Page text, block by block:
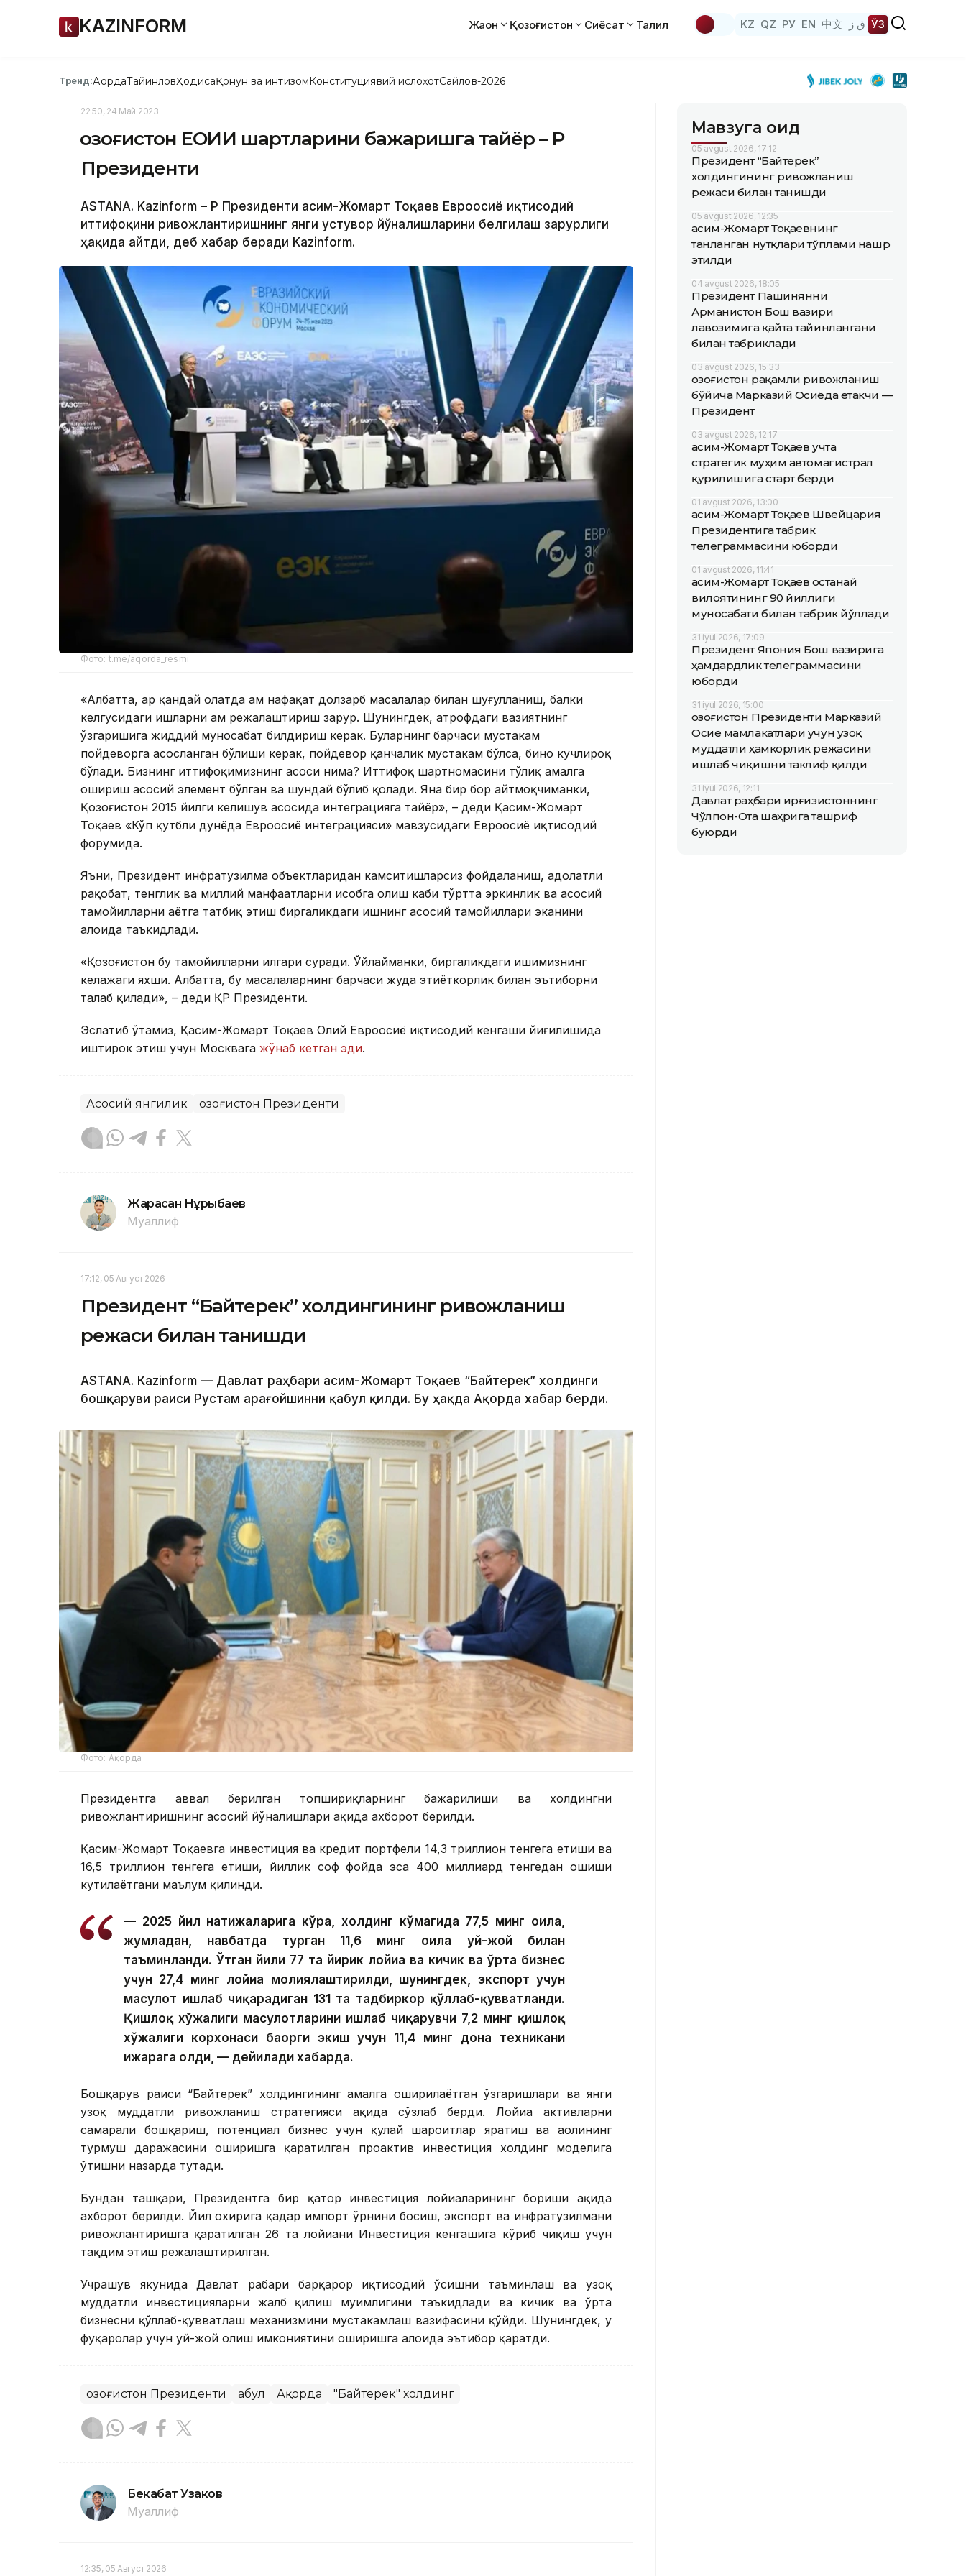
KAZINFORM Жаҳон Қозоғистон Сиёсат Таҳлил KZ QZ РУ EN 中文 ق ز ЎЗ
Тренд:АқордаТайинловҲодисаҚонун ва интизомКонституциявий ислоҳотСайлов-2026
22:50, 24 Май 2023
Қозоғистон ЕОИИ шартларини бажаришга тайёр – ҚР
Президенти
ASTANA. Kazinform – ҚР Президенти Қасим-Жомарт Тоқаев Евроосиё иқтисодий
иттифоқини ривожлантиришнинг янги устувор йўналишларини белгилаш зарурлиги
ҳақида айтди, деб хабар беради Kazinform.
Фото: t.me/aqorda_resmi
«Албатта, ҳар қандай ҳолатда ҳам нафақат долзарб масалалар билан шуғулланиш, балки
келгусидаги ишларни ҳам режалаштириш зарур. Шунингдек, атрофдаги вазиятнинг
ўзгаришига жиддий муносабат билдириш керак. Буларнинг барчаси мустаҳкам
пойдеворга асосланган бўлиши керак, пойдевор қанчалик мустаҳкам бўлса, бино кучлироқ
бўлади. Бизнинг иттифоқимизнинг асоси нима? Иттифоқ шартномасини тўлиқ амалга
ошириш асосий элемент бўлган ва шундай бўлиб қолади. Яна бир бор айтмоқчиманки,
Қозоғистон 2015 йилги келишув асосида интеграцияга тайёр», – деди Қасим-Жомарт
Тоқаев «Кўп қутбли дунёда Евроосиё интеграцияси» мавзусидаги Евроосиё иқтисодий
форумида.
Яъни, Президент инфратузилма объектларидан камситишларсиз фойдаланиш, адолатли
рақобат, тенглик ва миллий манфаатларни ҳисобга олиш каби тўртта эркинлик ва асосий
тамойилларни ҳаётга татбиқ этиш биргаликдаги ишнинг асосий тамойиллари эканини
алоҳида таъкидлади.
«Қозоғистон бу тамойилларни илгари суради. Ўйлайманки, биргаликдаги ишимизнинг
келажаги яхши. Албатта, бу масалаларнинг барчаси жуда эҳтиёткорлик билан эътиборни
талаб қилади», – деди ҚР Президенти.
Эслатиб ўтамиз, Қасим-Жомарт Тоқаев Олий Евроосиё иқтисодий кенгаши йиғилишида
иштирок этиш учун Москвага жўнаб кетган эди.
Асосий янгилик Қозоғистон Президенти
Жарасқан Нұрыбаев
Муаллиф
17:12, 05 Август 2026
Президент “Байтерек” холдингининг ривожланиш
режаси билан танишди
ASTANА. Каzinform — Давлат раҳбари Қасим-Жомарт Тоқаев “Байтерек” холдинги
бошқаруви раиси Рустам Қарағойшинни қабул қилди. Бу ҳақда Ақорда хабар берди.
Фото: Ақорда
Президентга аввал берилган топшириқларнинг бажарилиши ва холдингни
ривожлантиришнинг асосий йўналишлари ҳақида ахборот берилди.
Қасим-Жомарт Тоқаевга инвестиция ва кредит портфели 14,3 триллион тенгега етиши ва
16,5 триллион тенгега етиши, йиллик соф фойда эса 400 миллиард тенгедан ошиши
кутилаётгани маълум қилинди.
— 2025 йил натижаларига кўра, холдинг кўмагида 77,5 минг оила,
жумладан, навбатда турган 11,6 минг оила уй-жой билан
таъминланди. Ўтган йили 77 та йирик лойиҳа ва кичик ва ўрта бизнес
учун 27,4 минг лойиҳа молиялаштирилди, шунингдек, экспорт учун
маҳсулот ишлаб чиқарадиган 131 та тадбиркор қўллаб-қувватланди.
Қишлоқ хўжалиги маҳсулотларини ишлаб чиқарувчи 7,2 минг қишлоқ
хўжалиги корхонаси баҳорги экиш учун 11,4 минг дона техникани
ижарага олди, — дейилади хабарда.
Бошқарув раиси “Байтерек” холдингининг амалга оширилаётган ўзгаришлари ва янги
узоқ муддатли ривожланиш стратегияси ҳақида сўзлаб берди. Лойиҳа активларни
самарали бошқариш, потенциал бизнес учун қулай шароитлар яратиш ва аҳолининг
турмуш даражасини оширишга қаратилган проактив инвестиция холдинг моделига
ўтишни назарда тутади.
Бундан ташқари, Президентга бир қатор инвестиция лойиҳаларининг бориши ҳақида
ахборот берилди. Йил охирига қадар импорт ўрнини босиш, экспорт ва инфратузилмани
ривожлантиришга қаратилган 26 та лойиҳани Инвестиция кенгашига кўриб чиқиш учун
тақдим этиш режалаштирилган.
Учрашув якунида Давлат раҳбари барқарор иқтисодий ўсишни таъминлаш ва узоқ
муддатли инвестицияларни жалб қилиш муҳимлигини таъкидлади ва кичик ва ўрта
бизнесни қўллаб-қувватлаш механизмини мустаҳкамлаш вазифасини қўйди. Шунингдек, у
фуқаролар учун уй-жой олиш имкониятини оширишга алоҳида эътибор қаратди.
Қозоғистон Президенти Қабул Ақорда "Байтерек" холдинг
Бекабат Узаков
Муаллиф
12:35, 05 Август 2026
Мавзуга оид
05 avgust 2026, 17:12
Президент “Байтерек”
холдингининг ривожланиш
режаси билан танишди
05 avgust 2026, 12:35
Қасим-Жомарт Тоқаевнинг
танланган нутқлари тўплами нашр
этилди
04 avgust 2026, 18:05
Президент Пашинянни
Арманистон Бош вазири
лавозимига қайта тайинлангани
билан табриклади
03 avgust 2026, 15:33
Қозоғистон рақамли ривожланиш
бўйича Марказий Осиёда етакчи —
Президент
03 avgust 2026, 12:17
Қасим-Жомарт Тоқаев учта
стратегик муҳим автомагистрал
қурилишига старт берди
01 avgust 2026, 13:00
Қасим-Жомарт Тоқаев Швейцария
Президентига табрик
телеграммасини юборди
01 avgust 2026, 11:41
Қасим-Жомарт Тоқаев Қостанай
вилоятининг 90 йиллиги
муносабати билан табрик йўллади
31 iyul 2026, 17:09
Президент Япония Бош вазирига
ҳамдардлик телеграммасини
юборди
31 iyul 2026, 15:00
Қозоғистон Президенти Марказий
Осиё мамлакатлари учун узоқ
муддатли ҳамкорлик режасини
ишлаб чиқишни таклиф қилди
31 iyul 2026, 12:11
Давлат раҳбари Қирғизистоннинг
Чўлпон-Ота шаҳрига ташриф
буюрди